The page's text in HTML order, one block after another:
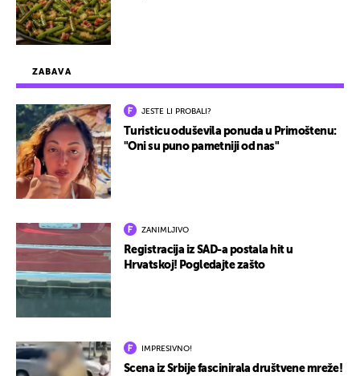
ZABAVA
JESTE LI PROBALI?
Turisticu oduševila ponuda u Primoštenu:
"Oni su puno pametniji od nas"
ZANIMLJIVO
Registracija iz SAD-a postala hit u
Hrvatskoj! Pogledajte zašto
IMPRESIVNO!
Scena iz Srbije fascinirala društvene mreže!